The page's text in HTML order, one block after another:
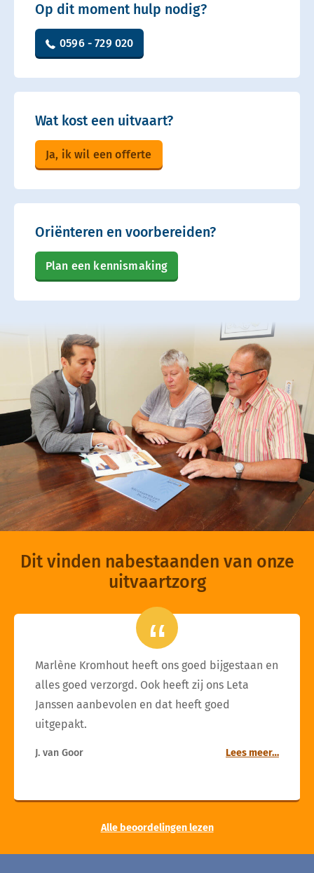
Op dit moment hulp nodig?
0596 - 729 020
Wat kost een uitvaart?
Ja, ik wil een offerte
Oriënteren en voorbereiden?
Plan een kennismaking
Dit vinden nabestaanden van onze
uitvaartzorg
Marlène Kromhout heeft ons goed bijgestaan en
alles goed verzorgd. Ook heeft zij ons Leta
Janssen aanbevolen en dat heeft goed
uitgepakt.
J. van Goor Lees meer…
Alle beoordelingen lezen